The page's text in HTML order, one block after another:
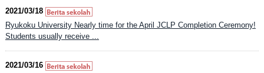
2021/03/18
Ryukoku University Nearly time for the April JCLP Completion Ceremony!
Students usually receive ...
2021/03/16